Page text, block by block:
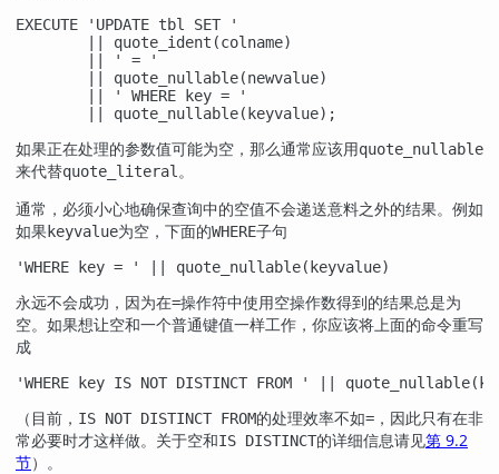
EXECUTE 'UPDATE tbl SET '
        || quote_ident(colname)
        || ' = '
        || quote_nullable(newvalue)
        || ' WHERE key = '
        || quote_nullable(keyvalue);
如果正在处理的参数值可能为空，那么通常应该用quote_nullable
来代替quote_literal 。
通常，必须小心地确保查询中的空值不会递送意料之外的结果。例如
如果keyvalue为空，下面的WHERE子句
'WHERE key = ' || quote_nullable(keyvalue)
永远不会成功，因为在=操作符中使用空操作数得到的结果总是为
空。如果想让空和一个普通键值一样工作，你应该将上面的命令重写
成
'WHERE key IS NOT DISTINCT FROM ' ||
（目前， IS NOT DISTINCT FROM的处理效率不如= ，因此只有在非
常必要时才这样做。关于空和IS DISTINCT的详细信息请见第 9.2
节）。